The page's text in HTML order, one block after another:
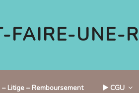
FAIRE-UNE-
Litige – Remboursement ▶️ CGU